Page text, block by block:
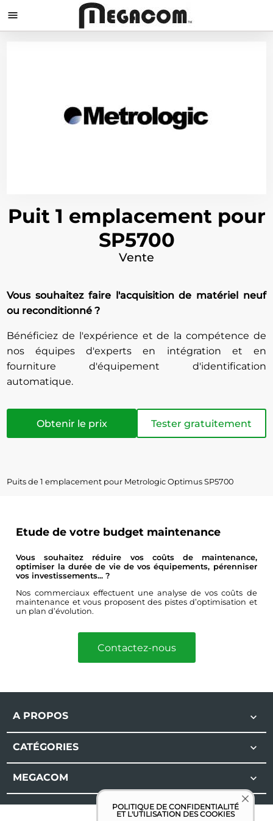

Puit 1 emplacement pour
SP5700
Vente
Vous souhaitez faire l'acquisition de matériel neuf
ou reconditionné ?
Bénéficiez de l'expérience et de la compétence de
nos équipes d'experts en intégration et en
fourniture d'équipement d'identification
automatique.
Obtenir le prix Tester gratuitement
Puits de 1 emplacement pour Metrologic Optimus SP5700
Etude de votre budget maintenance
Vous souhaitez réduire vos coûts de maintenance,
optimiser la durée de vie de vos équipements, pérenniser
vos investissements... ?
Nos commerciaux effectuent une analyse de vos coûts de
maintenance et vous proposent des pistes d’optimisation et
un plan d’évolution.
Contactez-nous
A PROPOS 
CATÉGORIES 
MEGACOM 
POLITIQUE DE CONFIDENTIALITÉ
ET L'UTILISATION DES COOKIES